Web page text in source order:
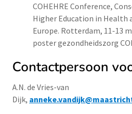
COHEHRE Conference,
Higher Education in Health
Europe. Rotterdam, 11-13
poster gezondheidszorg
Contactpersoon
A.N. de Vries-van
Dijk,